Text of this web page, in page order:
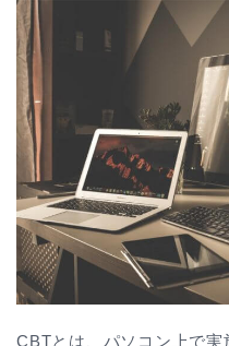
CBTとは、パソコン上で実